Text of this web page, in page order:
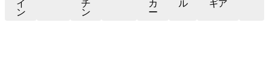
イ
ン
チ
ン
カ
ー
ル
ギア